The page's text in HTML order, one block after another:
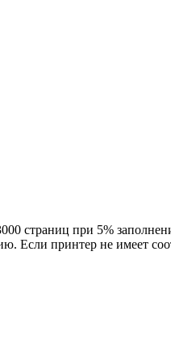
страниц при 5%
Если принтер не имеет